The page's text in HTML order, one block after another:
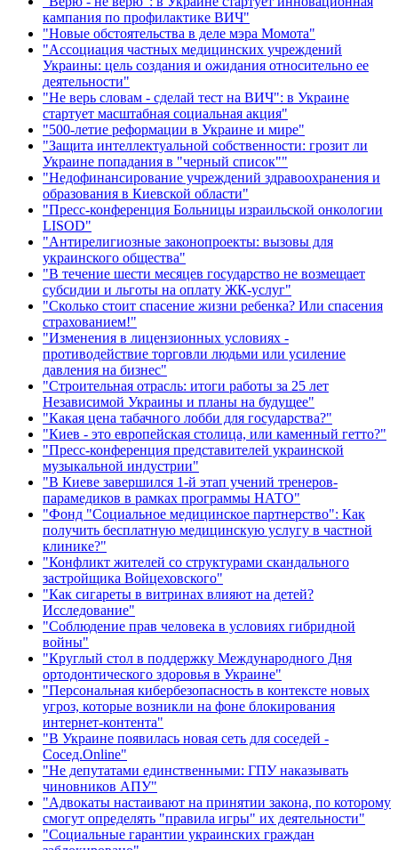
кампания по профилактике ВИЧ"
"Новые обстоятельства в деле мэра Момота"
"Ассоциация частных медицинских учреждений
Украины: цель создания и ожидания относительно ее
деятельности"
"Не верь словам - сделай тест на ВИЧ": в Украине
стартует масштабная социальная акция"
"500-летие реформации в Украине и мире"
"Защита интеллектуальной собственности: грозит ли
Украине попадания в "черный список""
"Недофинансирование учреждений здравоохранения и
образования в Киевской области"
"Пресс-конференция Больницы израильской онкологии
LISOD"
"Антирелигиозные законопроекты: вызовы для
украинского общества"
"В течение шести месяцев государство не возмещает
субсидии и льготы на оплату ЖК-услуг"
"Сколько стоит спасение жизни ребенка? Или спасения
страхованием!"
"Изменения в лицензионных условиях -
противодействие торговли людьми или усиление
давления на бизнес"
"Строительная отрасль: итоги работы за 25 лет
Независимой Украины и планы на будущее"
"Какая цена табачного лобби для государства?"
"Киев - это европейская столица, или каменный гетто?"
"Пресс-конференция представителей украинской
музыкальной индустрии"
"В Киеве завершился 1-й этап учений тренеров-
парамедиков в рамках программы НАТО"
"Фонд "Социальное медицинское партнерство": Как
получить бесплатную медицинскую услугу в частной
клинике?"
"Конфликт жителей со структурами скандального
застройщика Войцеховского"
"Как сигареты в витринах влияют на детей?
Исследование"
"Соблюдение прав человека в условиях гибридной
войны"
"Круглый стол в поддержку Международного Дня
ортодонтического здоровья в Украине"
"Персональная кибербезопасность в контексте новых
угроз, которые возникли на фоне блокирования
интернет-контента"
"В Украине появилась новая сеть для соседей -
Сосед.Online"
"Не депутатами единственными: ГПУ наказывать
чиновников АПУ"
"Адвокаты настаивают на принятии закона, по которому
смогут определять "правила игры" их деятельности"
"Социальные гарантии украинских граждан